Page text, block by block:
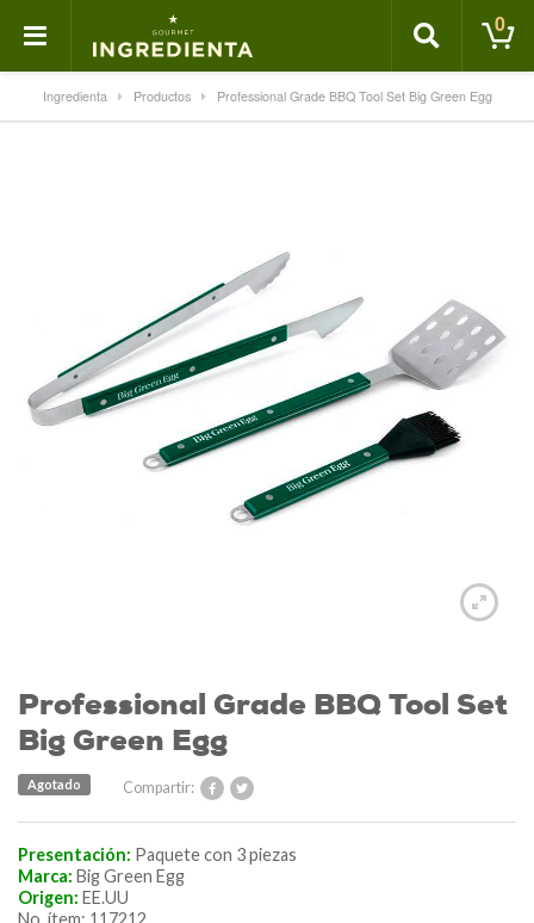
0
Ingredienta Productos Professional Grade BBQ Tool Set Big Green Egg
Professional Grade BBQ Tool Set
Big Green Egg
Compartir:
Agotado
Presentación: Paquete con 3 piezas
Marca: Big Green Egg
Origen: EE.UU
No. ítem: 117212